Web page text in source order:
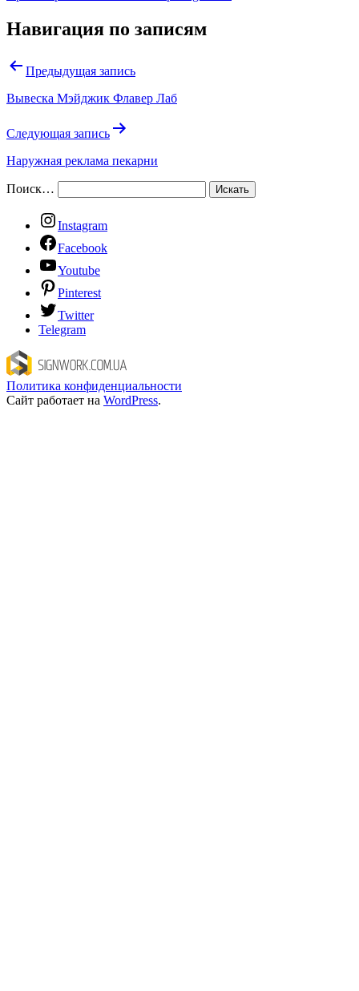
Навигация по записям
Предыдущая запись
Вывеска Мэйджик Флавер Лаб
Следующая запись
Наружная реклама пекарни
Поиск…
Instagram
Facebook
Youtube
Pinterest
Twitter
Telegram
Политика конфиденциальности
Сайт работает на WordPress.